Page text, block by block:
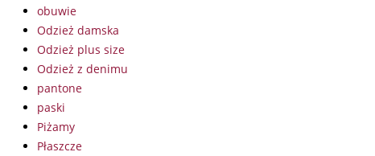
obuwie
Odzież damska
Odzież plus size
Odzież z denimu
pantone
paski
Piżamy
Płaszcze